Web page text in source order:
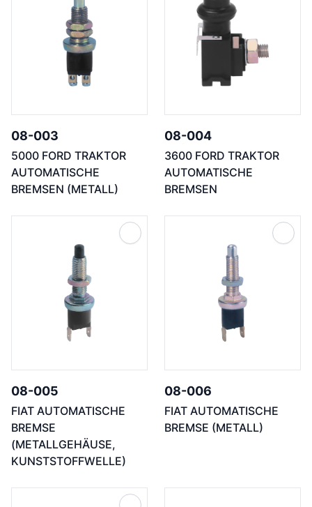
08-003
5000 FORD TRAKTOR
AUTOMATISCHE
BREMSEN (METALL)
08-004
3600 FORD TRAKTOR
AUTOMATISCHE
BREMSEN
08-005
FIAT AUTOMATISCHE
BREMSE
(METALLGEHÄUSE,
KUNSTSTOFFWELLE)
08-006
FIAT AUTOMATISCHE
BREMSE (METALL)